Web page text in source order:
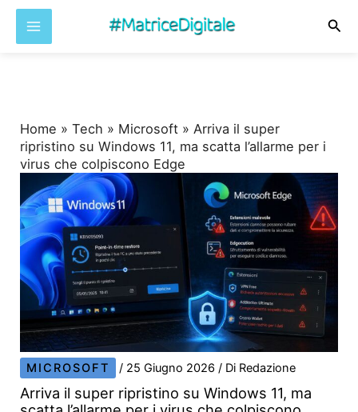
Home »Tech » Microsoft »Arriva il super
ripristino su Windows 11, ma scatta l’allarme per i
virus che colpiscono Edge
MICROSOFT / 25 Giugno 2026/ Di Redazione
Arriva il super ripristino su Windows 11, ma